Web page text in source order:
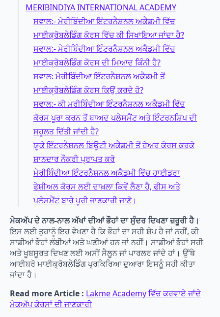
MERIBINDIYA INTERNATIONAL ACADEMY
ਸਵਾਲ:- ਮੇਰੀਬਿੰਦੀਆ ਇੰਟਰਨੈਸ਼ਨਲ ਅਕੈਡਮੀ ਵਿੱਚ
ਮਾਈਕ੍ਰੋਬਲੇਡਿੰਗ ਕੋਰਸ ਵਿੱਚ ਕੀ ਸਿਖਾਇਆ ਜਾਂਦਾ ਹੈ?
ਸਵਾਲ:- ਮੇਰੀਬਿੰਦੀਆ ਇੰਟਰਨੈਸ਼ਨਲ ਅਕੈਡਮੀ ਵਿੱਚ
ਮਾਈਕ੍ਰੋਬਲੇਡਿੰਗ ਕੋਰਸ ਦੀ ਮਿਆਦ ਕਿੰਨੀ ਹੈ?
ਸਵਾਲ: ਮੇਰੀਬਿੰਦੀਆ ਇੰਟਰਨੈਸ਼ਨਲ ਅਕੈਡਮੀ ਤੋਂ
ਮਾਈਕ੍ਰੋਬਲੇਡਿੰਗ ਕੋਰਸ ਕਿਉਂ ਕਰਦੇ ਹੋ?
ਸਵਾਲ:- ਕੀ ਮਰੀਬਿੰਦੀਆ ਇੰਟਰਨੈਸ਼ਨਲ ਅਕੈਡਮੀ ਵਿੱਚ
ਕੋਰਸ ਪੂਰਾ ਕਰਨ ਤੋਂ ਬਾਅਦ ਪਲੇਸਮੈਂਟ ਅਤੇ ਇੰਟਰਨਸ਼ਿਪ ਦੀ
ਸਹੂਲਤ ਦਿੱਤੀ ਜਾਂਦੀ ਹੈ?
ਯੂਕੇ ਇੰਟਰਨੈਸ਼ਨਲ ਬਿਊਟੀ ਅਕੈਡਮੀ ਤੋਂ ਹੇਅਰ ਕੋਰਸ ਕਰਕੇ
ਸ਼ਾਨਦਾਰ ਨੌਕਰੀ ਪ੍ਰਾਪਤ ਕਰੋ
ਮੇਰੀਬਿੰਦੀਆ ਇੰਟਰਨੈਸ਼ਨਲ ਅਕੈਡਮੀ ਵਿੱਚ ਹਾਈਡਰਾ
ਫੇਸ਼ੀਅਲ ਕੋਰਸ ਲਈ ਦਾਖ਼ਲਾ ਕਿਵੇਂ ਲੈਣਾ ਹੈ, ਫੀਸ ਅਤੇ
ਪਲੇਸਮੈਂਟ ਬਾਰੇ ਪੂਰੀ ਜਾਣਕਾਰੀ ਜਾਣੋ।
ਮੇਕਅੱਪ ਦੇ ਨਾਲ-ਨਾਲ ਅੱਖਾਂ ਦੀਆਂ ਭੌਹਾਂ ਦਾ ਸੁੰਦਰ ਦਿਖਣਾ ਜ਼ਰੂਰੀ ਹੈ।
ਇਸ ਲਈ ਤੁਹਾਨੂੰ ਇਹ ਵੇਖਣਾ ਹੈ ਕਿ ਭੌਹਾਂ ਦਾ ਸਹੀ ਸ਼ੇਪ ਹੈ ਜਾਂ ਨਹੀਂ, ਕੀ
ਸਾਡੀਆਂ ਭੌਹਾਂ ਲੰਬੀਆਂ ਅਤੇ ਘਣੀਆਂ ਹਨ ਜਾਂ ਨਹੀਂ। ਸਾਡੀਆਂ ਭੌਹਾਂ ਸਹੀ
ਅਤੇ ਖੂਬਸੂਰਤ ਦਿਖਣ ਲਈ ਅਸੀਂ ਸੈਲੂਨ ਜਾਂ ਪਾਰਲਰ ਜਾਂਦੇ ਹਾਂ। ਉੱਥੇ
ਆਈਬਰੋ ਮਾਈਕ੍ਰੋਬਲੇਡਿੰਗ ਪ੍ਰਕਿਰਿਆ ਦੁਆਰਾ ਇਸਨੂੰ ਸਹੀ ਕੀਤਾ
ਜਾਂਦਾ ਹੈ।
Read more Article : Lakme Academy ਵਿੱਚ ਕਰਵਾਏ ਜਾਂਦੇ
ਮੇਕਅੱਪ ਕੋਰਸਾਂ ਦੀ ਜਾਣਕਾਰੀ